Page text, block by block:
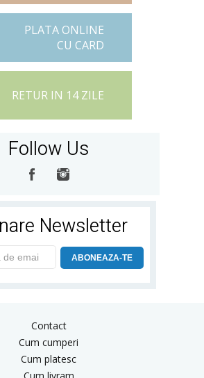
PLATA ONLINE
CU CARD
RETUR IN 14 ZILE
Follow Us
Newsletter
ABONEAZA-TE
Contact
Cum cumperi
Cum platesc